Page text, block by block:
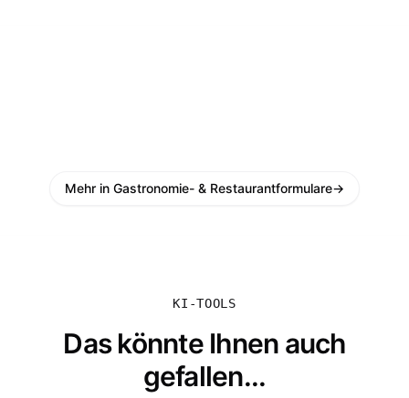
Mehr in Gastronomie- & Restaurantformulare→
KI-TOOLS
Das könnte Ihnen auch
gefallen...